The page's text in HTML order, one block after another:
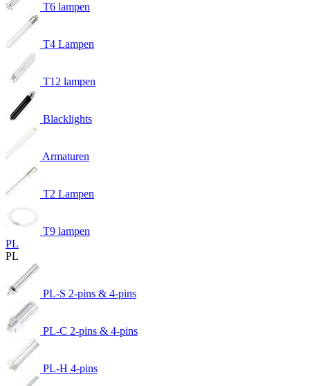
T6 lampen
T4 Lampen
T12 lampen
Blacklights
Armaturen
T2 Lampen
T9 lampen
PL
PL
PL-S 2-pins & 4-pins
PL-C 2-pins & 4-pins
PL-H 4-pins